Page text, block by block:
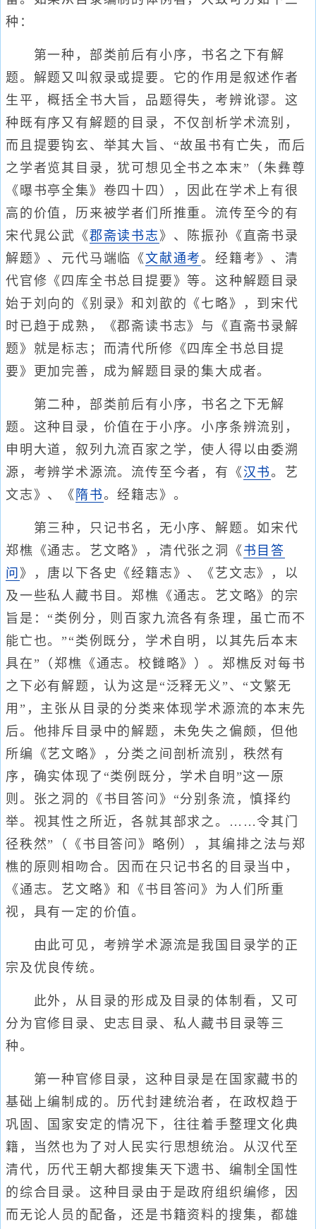
种：
第一种，部类前后有小序，书名之下有解
题。解题又叫叙录或提要。它的作用是叙述作者
生平，概括全书大旨，品题得失，考辨讹谬。这
种既有序又有解题的目录，不仅剖析学术流别，
而且提要钩玄、举其大旨、“故虽书有亡失，而后
之学者览其目录，犹可想见全书之本末”（朱彝尊
《曝书亭全集》卷四十四），因此在学术上有很
高的价值，历来被学者们所推重。流传至今的有
宋代晁公武《郡斋读书志 》、陈振孙《直斋书录
解题》、元代马端临《文献通考。经籍考》、清
代官修《四库全书总目提要》等。这种解题目录
始于刘向的《别录》和刘歆的《七略》，到宋代
时已趋于成熟，《郡斋读书志》与《直斋书录解
题》就是标志；而清代所修《四库全书总目提
要》更加完善，成为解题目录的集大成者。
第二种，部类前后有小序，书名之下无解
题。这种目录，价值在于小序。小序条辨流别，
申明大道，叙列九流百家之学，使人得以由委溯
源，考辨学术源流。流传至今者，有《 汉书。艺
文志》、《 隋书。经籍志》。
第三种，只记书名，无小序、解题。如宋代
郑樵《通志。艺文略》，清代张之洞《 书目答
问 》，唐以下各史《经籍志》、《艺文志》，以
及一些私人藏书目。郑樵《通志。艺文略》的宗
旨是：“类例分，则百家九流各有条理，虽亡而不
能亡也。”“类例既分，学术自明，以其先后本末
具在”（郑樵《通志。校雠略》）。郑樵反对每书
之下必有解题，认为这是“泛释无义”、“文繁无
用”，主张从目录的分类来体现学术源流的本末先
后。他排斥目录中的解题，未免失之偏颇，但他
所编《艺文略》，分类之间剖析流别，秩然有
序，确实体现了“类例既分，学术自明”这一原
则。张之洞的《书目答问》“分别条流，慎择约
举。视其性之所近，各就其部求之。……令其门
径秩然”（《书目答问》略例），其编排之法与郑
樵的原则相吻合。因而在只记书名的目录当中，
《通志。艺文略》和《书目答问》为人们所重
视，具有一定的价值。
由此可见，考辨学术源流是我国目录学的正
宗及优良传统。
此外，从目录的形成及目录的体制看，又可
分为官修目录、史志目录、私人藏书目录等三
种。
第一种官修目录，这种目录是在国家藏书的
基础上编制成的。历代封建统治者，在政权趋于
巩固、国家安定的情况下，往往着手整理文化典
籍，当然也为了对人民实行思想统治。从汉代至
清代，历代王朝大都搜集天下遗书、编制全国性
的综合目录。这种目录由于是政府组织编修，因
而无论人员的配备，还是书籍资料的搜集，都雄